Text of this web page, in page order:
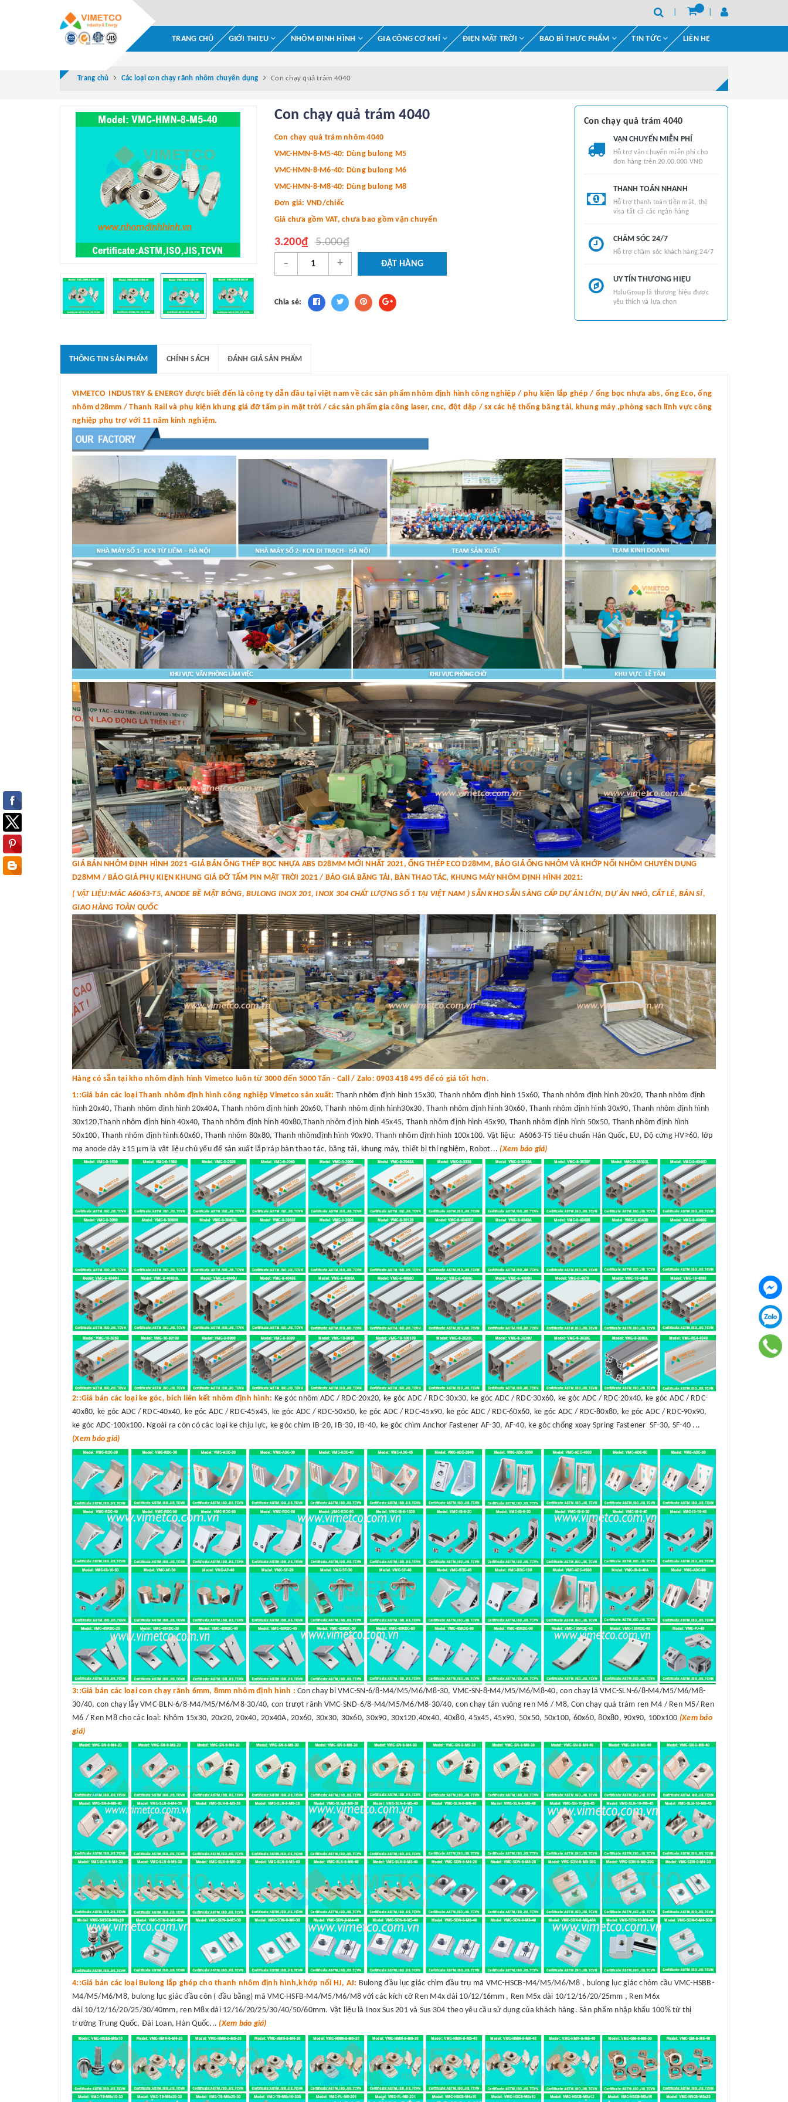
TRANG CHỦ GIỚI THIỆU NHÔM ĐỊNH HÌNH GIA CÔNG CƠ KHÍ ĐIỆN MẶT TRỜI BAO BÌ THỰC PHẨM TIN TỨC LIÊN HỆ
Trang chủ Các loại con chạy rãnh nhôm chuyên dụng Con chạy quả trám 4040
Con chạy quả trám 4040
Con chạy quả trám nhôm 4040
VMC-HMN-8-M5-40: Dùng bulong M5
VMC-HMN-8-M6-40: Dùng bulong M6
VMC-HMN-8-M8-40: Dùng bulong M8
Đơn giá: VND/chiếc
Giá chưa gồm VAT, chưa bao gồm vận chuyển
3.200₫ 5.000₫
- + ĐẶT HÀNG
Chia sẻ:
Con chạy quả trám 4040
VẬN CHUYỂN MIỄN PHÍ
Hỗ trợ vận chuyển miễn phí cho
đơn hàng trên 20.00.000 VNĐ
THANH TOÁN NHANH
Hỗ trợ thanh toán tiền mặt, thẻ
visa tất cả các ngân hàng
CHĂM SÓC 24/7
Hỗ trợ chăm sóc khách hàng 24/7
UY TÍN THƯƠNG HIỆU
HaluGroup là thương hiệu được
yêu thích và lựa chọn
THÔNG TIN SẢN PHẨM CHÍNH SÁCH ĐÁNH GIÁ SẢN PHẨM
VIMETCO INDUSTRY & ENERGY được biết đến là công ty dẫn đầu tại việt nam về các sản phẩm nhôm định hình công nghiệp / phụ kiện lắp ghép / ống bọc nhựa abs, ống Eco, ống
nhôm d28mm / Thanh Rail và phụ kiện khung giá đỡ tấm pin mặt trời / các sản phẩm gia công laser, cnc, đột dập / sx các hệ thống băng tải, khung máy ,phòng sạch lĩnh vực công
nghiệp phụ trợ với 11 năm kinh nghiệm.
GIÁ BÁN NHÔM ĐỊNH HÌNH 2021 -GIÁ BÁN ỐNG THÉP BỌC NHỰA ABS D28MM MỚI NHẤT 2021, ỐNG THÉP ECO D28MM, BÁO GIÁ ỐNG NHÔM VÀ KHỚP NỐI NHÔM CHUYÊN DỤNG
D28MM / BÁO GIÁ PHỤ KIỆN KHUNG GIÁ ĐỠ TẤM PIN MẶT TRỜI 2021 / BÁO GIÁ BĂNG TẢI, BÀN THAO TÁC, KHUNG MÁY NHÔM ĐỊNH HÌNH 2021:
( VẬT LIỆU:MÁC A6063-T5, ANODE BỀ MẶT BÓNG, BULONG INOX 201, INOX 304 CHẤT LƯỢNG SỐ 1 TẠI VIỆT NAM ) SẴN KHO SẴN SÀNG CẤP DỰ ÁN LỚN, DỰ ÁN NHỎ, CẮT LẺ, BÁN SỈ,
GIAO HÀNG TOÀN QUỐC
Hàng có sẵn tại kho nhôm định hình Vimetco luôn từ 3000 đến 5000 Tấn - Call / Zalo: 0903 418 495 để có giá tốt hơn.
1::Giá bán các loại Thanh nhôm định hình công nghiệp Vimetco sản xuất: Thanh nhôm định hình 15x30, Thanh nhôm định hình 15x60, Thanh nhôm định hình 20x20, Thanh nhôm định
hình 20x40, Thanh nhôm định hình 20x40A, Thanh nhôm định hình 20x60, Thanh nhôm định hình30x30, Thanh nhôm định hình 30x60, Thanh nhôm định hình 30x90, Thanh nhôm định hình
30x120,Thanh nhôm định hình 40x40, Thanh nhôm định hình 40x80,Thanh nhôm định hình 45x45, Thanh nhôm định hình 45x90, Thanh nhôm định hình 50x50, Thanh nhôm định hình
50x100, Thanh nhôm định hình 60x60, Thanh nhôm 80x80, Thanh nhômđịnh hình 90x90, Thanh nhôm định hình 100x100. Vật liệu: A6063-T5 tiêu chuẩn Hàn Quốc, EU, Độ cứng HV≥60, lớp
mạ anode dày ≥15 μm là vật liệu chủ yếu để sản xuất lắp ráp bàn thao tác, băng tải, khung máy, thiết bị thí nghiệm, Robot... (Xem báo giá)
2::Giá bán các loại ke góc, bích liên kết nhôm định hình: Ke góc nhôm ADC / RDC-20x20, ke góc ADC / RDC-30x30, ke góc ADC / RDC-30x60, ke góc ADC / RDC-20x40, ke góc ADC / RDC-
40x80, ke góc ADC / RDC-40x40, ke góc ADC / RDC-45x45, ke góc ADC / RDC-50x50, ke góc ADC / RDC-45x90, ke góc ADC / RDC-60x60, ke góc ADC / RDC-80x80, ke góc ADC / RDC-90x90,
ke góc ADC-100x100. Ngoài ra còn có các loại ke chịu lực, ke góc chìm IB-20, IB-30, IB-40, ke góc chìm Anchor Fastener AF-30, AF-40, ke góc chống xoay Spring Fastener SF-30, SF-40 ...
(Xem báo giá)
3::Giá bán các loại con chạy rãnh 6mm, 8mm nhôm định hình : Con chạy bi VMC-SN-6/8-M4/M5/M6/M8-30, VMC-SN-8-M4/M5/M6/M8-40, con chạy lá VMC-SLN-6/8-M4/M5/M6/M8-
30/40, con chạy lẫy VMC-BLN-6/8-M4/M5/M6/M8-30/40, con trượt rãnh VMC-SND-6/8-M4/M5/M6/M8-30/40, con chạy tán vuông ren M6 / M8, Con chạy quả trám ren M4 / Ren M5/ Ren
M6 / Ren M8 cho các loại: Nhôm 15x30, 20x20, 20x40, 20x40A, 20x60, 30x30, 30x60, 30x90, 30x120,40x40, 40x80, 45x45, 45x90, 50x50, 50x100, 60x60, 80x80, 90x90, 100x100 (Xem báo
giá)
4::Giá bán các loại Bulong lắp ghép cho thanh nhôm định hình,khớp nối HJ, AJ: Bulong đầu lục giác chìm đầu trụ mã VMC-HSCB-M4/M5/M6/M8 , bulong lục giác chỏm cầu VMC-HSBB-
M4/M5/M6/M8, bulong lục giác đầu côn ( đầu bằng) mã VMC-HSFB-M4/M5/M6/M8 với các kích cỡ Ren M4x dài 10/12/16mm , Ren M5x dài 10/12/16/20/25mm , Ren M6x
dài 10/12/16/20/25/30/40mm, ren M8x dài 12/16/20/25/30/40/50/60mm. Vật liệu là Inox Sus 201 và Sus 304 theo yêu cầu sử dụng của khách hàng. Sản phẩm nhập khẩu 100% từ thị
trường Trung Quốc, Đài Loan, Hàn Quốc... (Xem báo giá)